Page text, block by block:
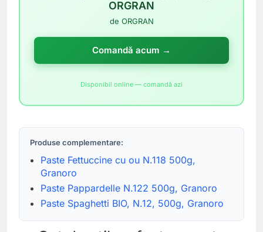
ORGRAN
de ORGRAN
Comandă acum →
Disponibil online — comandă azi
Produse complementare:
Paste Fettuccine cu ou N.118 500g,
Granoro
Paste Pappardelle N.122 500g, Granoro
Paste Spaghetti BIO, N.12, 500g, Granoro